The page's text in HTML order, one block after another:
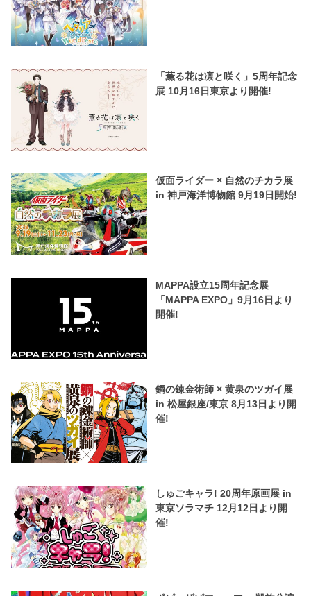
「薫る花は凛と咲く」5周年記念
展 10月16日東京より開催!
仮面ライダー × 自然のチカラ展
in 神戸海洋博物館 9月19日開始!
MAPPA設立15周年記念展
「MAPPA EXPO」9月16日より
開催!
鋼の錬金術師 × 黄泉のツガイ展
in 松屋銀座/東京 8月13日より開
催!
しゅごキャラ! 20周年原画展 in
東京ソラマチ 12月12日より開
催!